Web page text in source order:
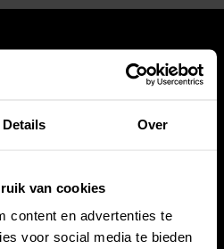
Details Over
van cookies
content en advertenties te
voor social media te bieden
van Lelystad en